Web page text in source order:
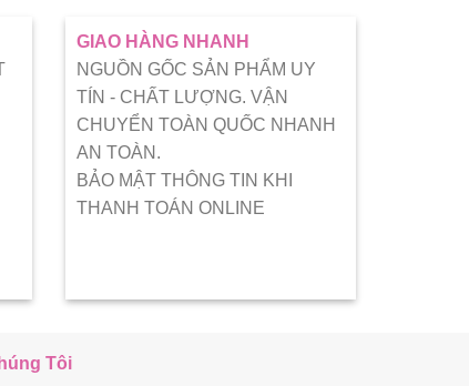
GIAO HÀNG NHANH
NGUỒN GỐC SẢN PHẨM UY
TÍN - CHẤT LƯỢNG. VẬN
CHUYỂN TOÀN QUỐC NHANH
AN TOÀN.
BẢO MẬT THÔNG TIN KHI
THANH TOÁN ONLINE
Tôi